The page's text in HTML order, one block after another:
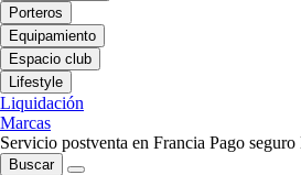
Porteros
Equipamiento
Espacio club
Lifestyle
Liquidación
Marcas
Servicio postventa en Francia Pago seguro
Buscar